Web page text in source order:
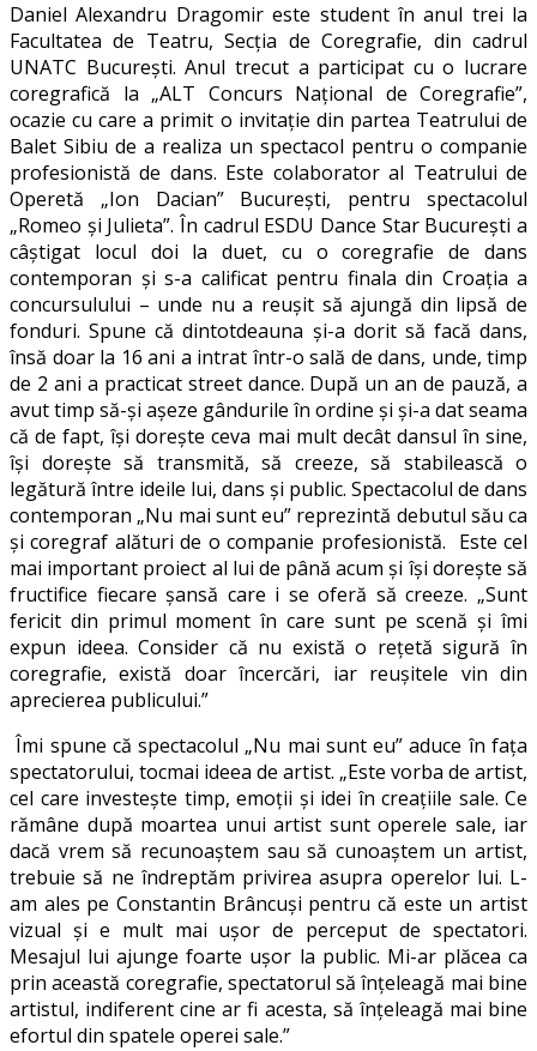
Daniel Alexandru Dragomir este student în anul trei la
Facultatea de Teatru, Secția de Coregrafie, din cadrul
UNATC București. Anul trecut a participat cu o lucrare
coregrafică la „ALT Concurs Național de Coregrafie”,
ocazie cu care a primit o invitație din partea Teatrului de
Balet Sibiu de a realiza un spectacol pentru o companie
profesionistă de dans. Este colaborator al Teatrului de
Operetă „Ion Dacian” București, pentru spectacolul
„Romeo și Julieta”. În cadrul ESDU Dance Star București a
câștigat locul doi la duet, cu o coregrafie de dans
contemporan și s-a calificat pentru finala din Croația a
concursulului – unde nu a reușit să ajungă din lipsă de
fonduri. Spune că dintotdeauna și-a dorit să facă dans,
însă doar la 16 ani a intrat într-o sală de dans, unde, timp
de 2 ani a practicat street dance. După un an de pauză, a
avut timp să-și așeze gândurile în ordine și și-a dat seama
că de fapt, își dorește ceva mai mult decât dansul în sine,
își dorește să transmită, să creeze, să stabilească o
legătură între ideile lui, dans și public. Spectacolul de dans
contemporan „Nu mai sunt eu” reprezintă debutul său ca
și coregraf alături de o companie profesionistă. Este cel
mai important proiect al lui de până acum și își dorește să
fructifice fiecare șansă care i se oferă să creeze. „Sunt
fericit din primul moment în care sunt pe scenă și îmi
expun ideea. Consider că nu există o rețetă sigură în
coregrafie, există doar încercări, iar reușitele vin din
aprecierea publicului.”
Îmi spune că spectacolul „Nu mai sunt eu” aduce în fața
spectatorului, tocmai ideea de artist. „Este vorba de artist,
cel care investește timp, emoții și idei în creațiile sale. Ce
rămâne după moartea unui artist sunt operele sale, iar
dacă vrem să recunoaștem sau să cunoaștem un artist,
trebuie să ne îndreptăm privirea asupra operelor lui. L-
am ales pe Constantin Brâncuși pentru că este un artist
vizual și e mult mai ușor de perceput de spectatori.
Mesajul lui ajunge foarte ușor la public. Mi-ar plăcea ca
prin această coregrafie, spectatorul să înțeleagă mai bine
artistul, indiferent cine ar fi acesta, să înțeleagă mai bine
efortul din spatele operei sale.”